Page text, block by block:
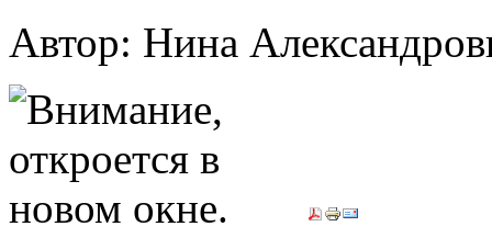
Автор: Нина